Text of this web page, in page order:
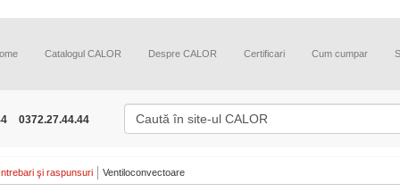
Catalogul CALOR Despre CALOR Certificari Cum cumpar
0372.27.44.44
şi raspunsuri Ventiloconvectoare